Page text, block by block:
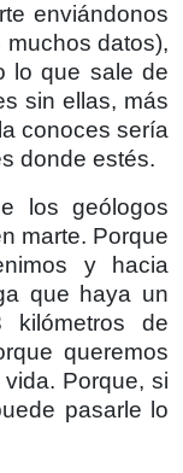
enviándonos
datos),
lo que sale de
sin ellas, más
conoces sería
donde estés.
los geólogos
marte. Porque
y hacia
que haya un
kilómetros de
queremos
Porque, si
pasarle lo